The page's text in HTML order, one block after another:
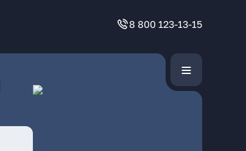
8 800 123-13-15